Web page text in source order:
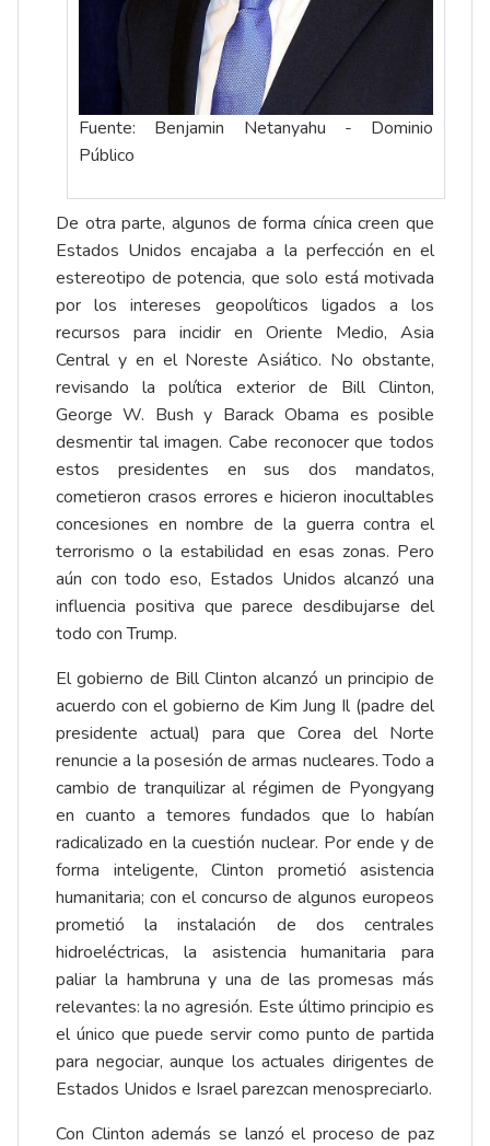
Fuente: Benjamin Netanyahu - Dominio
Público
De otra parte, algunos de forma cínica creen que
Estados Unidos encajaba a la perfección en el
estereotipo de potencia, que solo está motivada
por los intereses geopolíticos ligados a los
recursos para incidir en Oriente Medio, Asia
Central y en el Noreste Asiático. No obstante,
revisando la política exterior de Bill Clinton,
George W. Bush y Barack Obama es posible
desmentir tal imagen. Cabe reconocer que todos
estos presidentes en sus dos mandatos,
cometieron crasos errores e hicieron inocultables
concesiones en nombre de la guerra contra el
terrorismo o la estabilidad en esas zonas. Pero
aún con todo eso, Estados Unidos alcanzó una
influencia positiva que parece desdibujarse del
todo con Trump.
El gobierno de Bill Clinton alcanzó un principio de
acuerdo con el gobierno de Kim Jung Il (padre del
presidente actual) para que Corea del Norte
renuncie a la posesión de armas nucleares. Todo a
cambio de tranquilizar al régimen de Pyongyang
en cuanto a temores fundados que lo habían
radicalizado en la cuestión nuclear. Por ende y de
forma inteligente, Clinton prometió asistencia
humanitaria; con el concurso de algunos europeos
prometió la instalación de dos centrales
hidroeléctricas, la asistencia humanitaria para
paliar la hambruna y una de las promesas más
relevantes: la no agresión. Este último principio es
el único que puede servir como punto de partida
para negociar, aunque los actuales dirigentes de
Estados Unidos e Israel parezcan menospreciarlo.
Con Clinton además se lanzó el proceso de paz